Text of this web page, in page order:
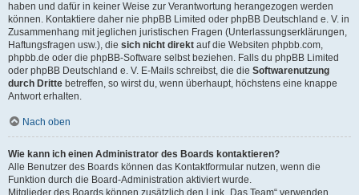
haben und dafür in keiner Weise zur Verantwortung herangezogen werden
können. Kontaktiere daher nie phpBB Limited oder phpBB Deutschland e. V. in
Zusammenhang mit jeglichen juristischen Fragen (Unterlassungserklärungen,
Haftungsfragen usw.), die sich nicht direkt auf die Websiten phpbb.com,
phpbb.de oder die phpBB-Software selbst beziehen. Falls du phpBB Limited
oder phpBB Deutschland e. V. E-Mails schreibst, die die Softwarenutzung
durch Dritte betreffen, so wirst du, wenn überhaupt, höchstens eine knappe
Antwort erhalten.
Nach oben
Wie kann ich einen Administrator des Boards kontaktieren?
Alle Benutzer des Boards können das Kontaktformular nutzen, wenn die
Funktion durch die Board-Administration aktiviert wurde.
Mitglieder des Boards können zusätzlich den Link „Das Team“ verwenden.